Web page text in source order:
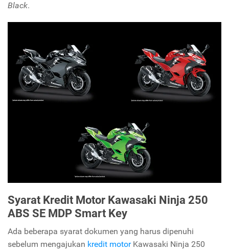
Black.
Syarat Kredit Motor Kawasaki Ninja 250
ABS SE MDP Smart Key
Ada beberapa syarat dokumen yang harus dipenuhi
sebelum mengajukan kredit motorKawasaki Ninja 250